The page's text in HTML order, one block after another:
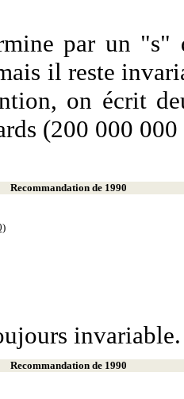
par un "s"
il reste
on écrit
(200 000
Recommandation de 1990
invariable.
Recommandation de 1990